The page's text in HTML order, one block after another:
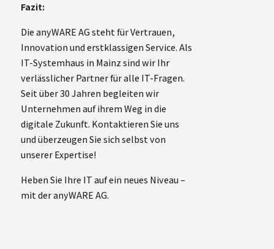
Fazit:
Die anyWARE AG steht für Vertrauen,
Innovation und erstklassigen Service. Als
IT-Systemhaus in Mainz sind wir Ihr
verlässlicher Partner für alle IT-Fragen.
Seit über 30 Jahren begleiten wir
Unternehmen auf ihrem Weg in die
digitale Zukunft. Kontaktieren Sie uns
und überzeugen Sie sich selbst von
unserer Expertise!
Heben Sie Ihre IT auf ein neues Niveau –
mit der anyWARE AG.